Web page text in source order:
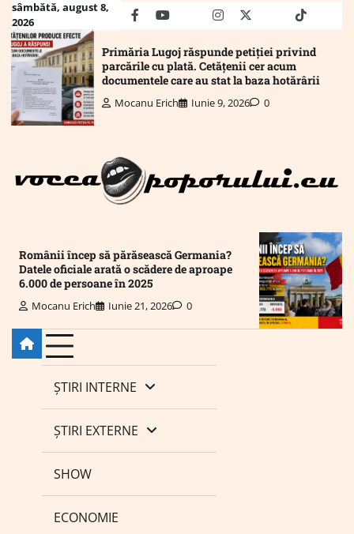
Skip
content
sâmbătă, august 8,
2026
facebookyoutubeMailinstagram
twitter truthtiktok
Primăria Lugoj răspunde petiției privind
parcările cu plată. Cetățenii cer acum
documentele care au stat la baza hotărârii
Mocanu Erich Iunie 9, 2026 0
Românii încep să părăsească Germania?
Datele oficiale arată o scădere de aproape
6.000 de persoane în 2025
Mocanu Erich Iunie 21, 2026 0
ȘTIRI INTERNE
ȘTIRI EXTERNE
SHOW
ECONOMIE